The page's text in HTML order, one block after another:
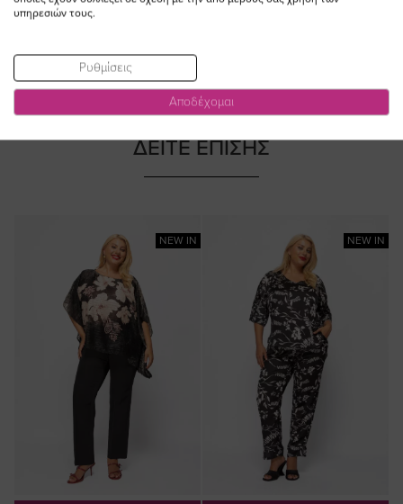
NEW IN NEW IN
ΔΕΙΤΕ ΕΠΙΣΗΣ
υπηρεσιών τους.
Ρυθμίσεις
Αποδέχομαι